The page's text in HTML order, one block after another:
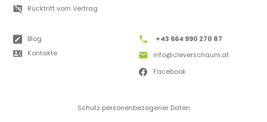
Rücktritt vom Vertrag
Blog
Kontakte
+43 664 990 270 87
info@cleverschaum.at
Facebook
Schutz personenbezogener Daten